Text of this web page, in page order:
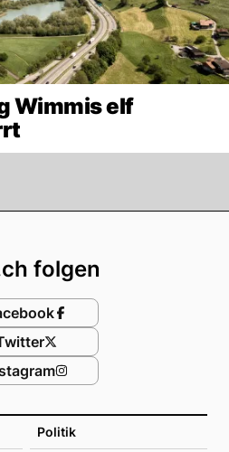
Wimmis elf
Politik
folgen